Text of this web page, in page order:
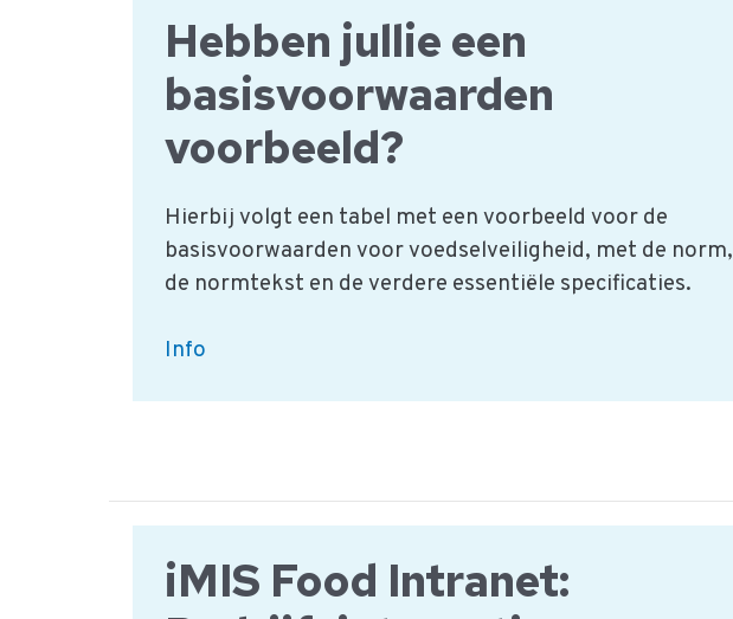
documentatie
eruit?
Hebben jullie een
basisvoorwaarden
voorbeeld?
Hierbij volgt een tabel met een voorbeeld voor de
basisvoorwaarden voor voedselveiligheid, met de norm,
de normtekst en de verdere essentiële specificaties.
Hebben
Info
iMIS Food Intranet: